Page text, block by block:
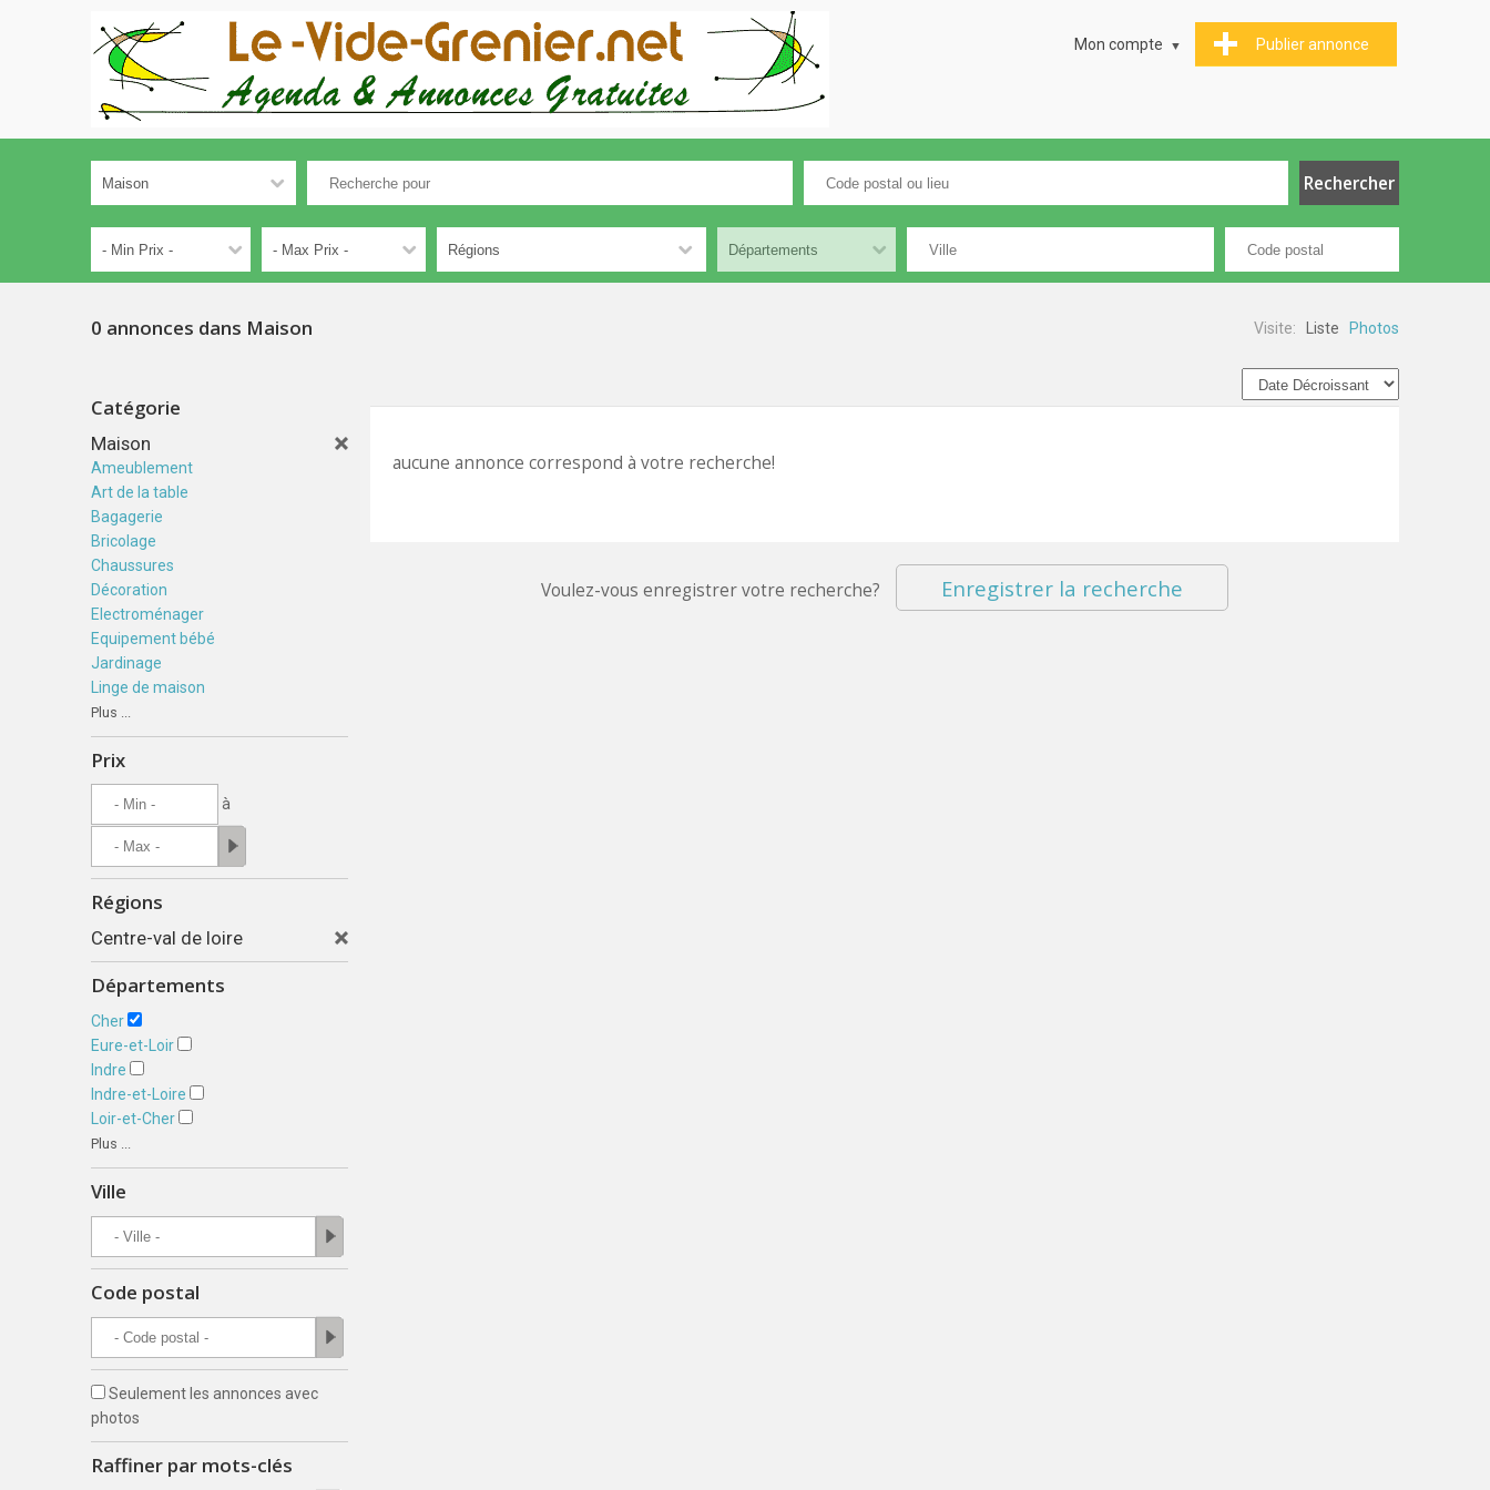
Publier annonce
Mon compte
0 annonces dans Maison Visite: Liste Photos
Catégorie
Maison
Ameublement
Art de la table
Bagagerie
Bricolage
Chaussures
Décoration
Electroménager
Equipement bébé
Jardinage
Linge de maison
Plus ...
Prix
à
Régions
Centre-val de loire
Départements
Cher
Eure-et-Loir
Indre
Indre-et-Loire
Loir-et-Cher
Plus ...
Ville
Code postal
Seulement les annonces avec
photos
Raffiner par mots-clés
aucune annonce correspond à votre recherche!
Voulez-vous enregistrer votre recherche? Enregistrer la recherche